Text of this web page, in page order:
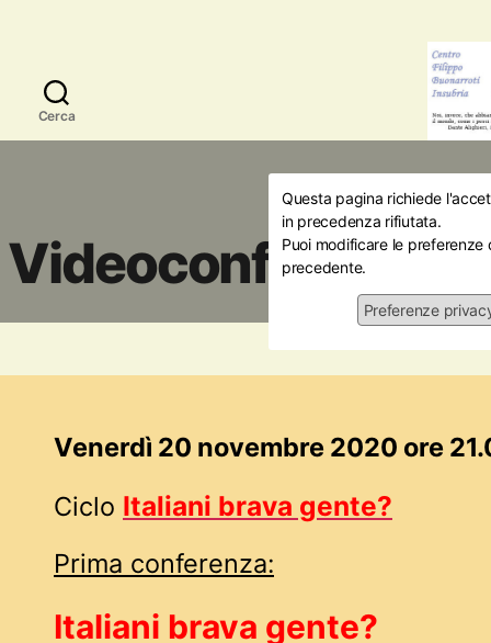
Cerca
Questa pagina richiede
in precedenza rifiutata.
Puoi modificare le
precedente.
Preferenze
Videoconferenza:
20/
Venerdì 20 novembre 2020 ore
Ciclo Italiani brava gente?
Prima conferenza:
Italiani brava gente?